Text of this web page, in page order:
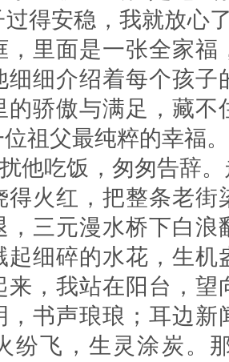
得安稳，我就放心
，里面是一张全家
细细介绍着每个孩子
的骄傲与满足，藏不
祖父最纯粹的幸福。​
吃饭，匆匆告辞。
得火红，把整条老街
，三元漫水桥下白浪
起细碎的水花，生机
来，我站在阳台，
，书声琅琅；耳边新
纷飞，生灵涂炭。